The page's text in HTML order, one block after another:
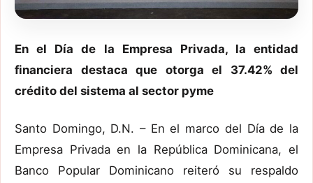
En el Día de la Empresa Privada, la entidad
financiera destaca que otorga el 37.42% del
crédito del sistema al sector pyme
Santo Domingo, D.N. – En el marco del Día de la
Empresa Privada en la República Dominicana, el
Banco Popular Dominicano reiteró su respaldo